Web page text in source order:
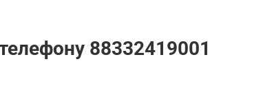
88332419001